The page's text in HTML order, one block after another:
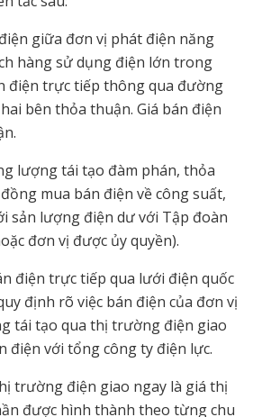
giữa đơn vị phát điện năng
hàng sử dụng điện lớn trong
điện trực tiếp thông qua đường
bên thỏa thuận. Giá bán điện
lượng tái tạo đàm phán, thỏa
mua bán điện về công suất,
sản lượng điện dư với Tập đoàn
đơn vị được ủy quyền).
điện trực tiếp qua lưới điện quốc
định rõ việc bán điện của đơn vị
tái tạo qua thị trường điện giao
điện với tổng công ty điện lực.
trường điện giao ngay là giá thị
được hình thành theo từng chu